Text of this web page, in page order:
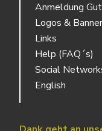
Anmeldung
Logos &
Links
Help (FAQ´s)
Social
English